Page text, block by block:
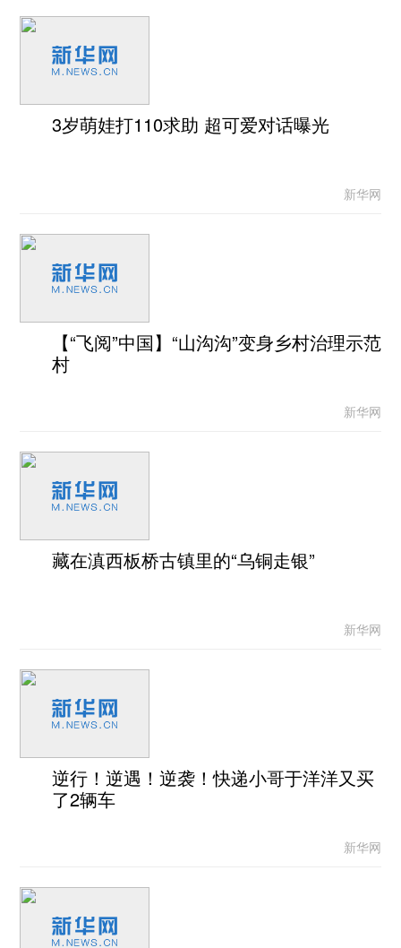
3岁萌娃打110求助 超可爱对话曝光
新华网
【“飞阅”中国】“山沟沟”变身乡村治理示范
村
新华网
藏在滇西板桥古镇里的“乌铜走银”
新华网
逆行！逆遇！逆袭！快递小哥于洋洋又买
了2辆车
新华网